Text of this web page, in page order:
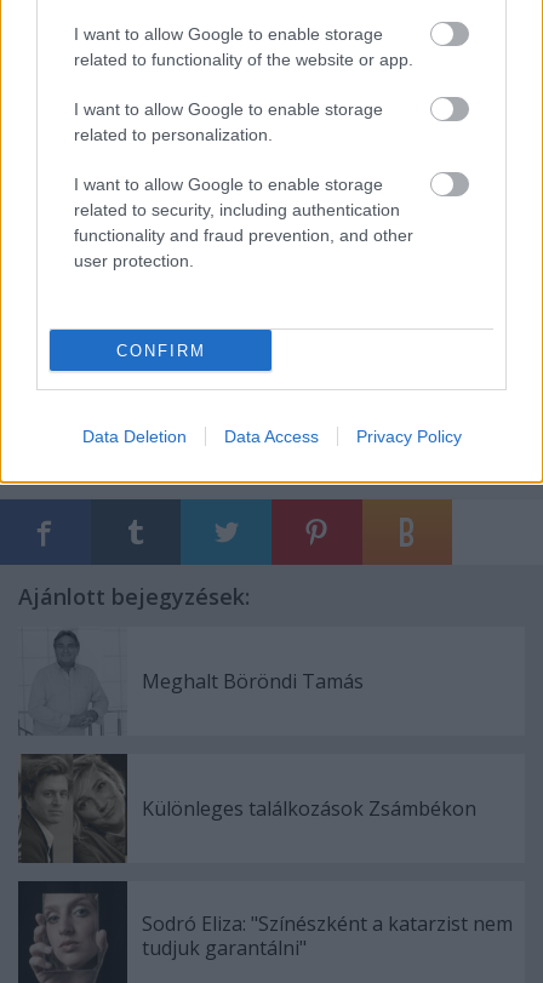
I want to allow Google to enable storage
related to functionality of the website or app.
I want to allow Google to enable storage
related to personalization.
I want to allow Google to enable storage
related to security, including authentication
functionality and fraud prevention, and other
user protection.
CONFIRM
Data Deletion Data Access Privacy Policy
SzínházParasztoperacímű,Szikszai Rémusz
rendezte előadása lett 109 vokssal.
A közönségzsűri díját a Pécsi Nemzeti Színház és
Horgas Ádám rendező kapta a 39 lépcsőfok című
előadásért.
Ajánlott bejegyzések:
Meghalt Böröndi Tamás
Különleges találkozások Zsámbékon
Sodró Eliza: "Színészként a katarzist nem
tudjuk garantálni"